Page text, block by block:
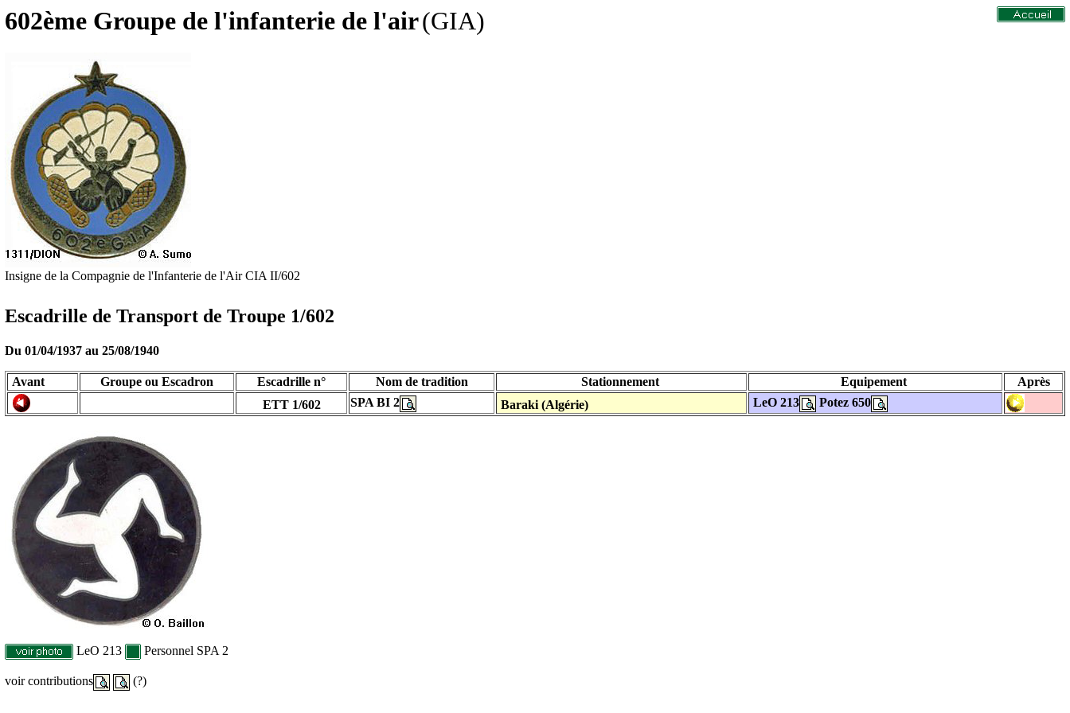
602ème Groupe de l'infanterie de l'air(GIA)
Insigne de la Compagnie de l'Infanterie de l'Air CIA II/602
Escadrille de Transport de Troupe 1/602
Du 01/04/1937 au 25/08/1940
Avant Groupe ou Escadron Escadrille n° Nom de tradition Stationnement Equipement
Après
ETT 1/602
SPA BI 2 Baraki (Algérie) LeO 213 Potez 650
LeO 213 Personnel SPA 2
voir contributions (?)